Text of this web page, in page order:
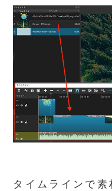
タイムラインで素